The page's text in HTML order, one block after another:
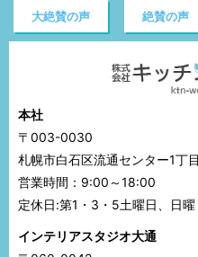
大絶賛の声 絶賛の声
本社
〒003-0030
札幌市白石区流通センター1丁
営業時間：9:00～18:00
定休日:第1・3・5土曜日、日曜
インテリアスタジオ大通